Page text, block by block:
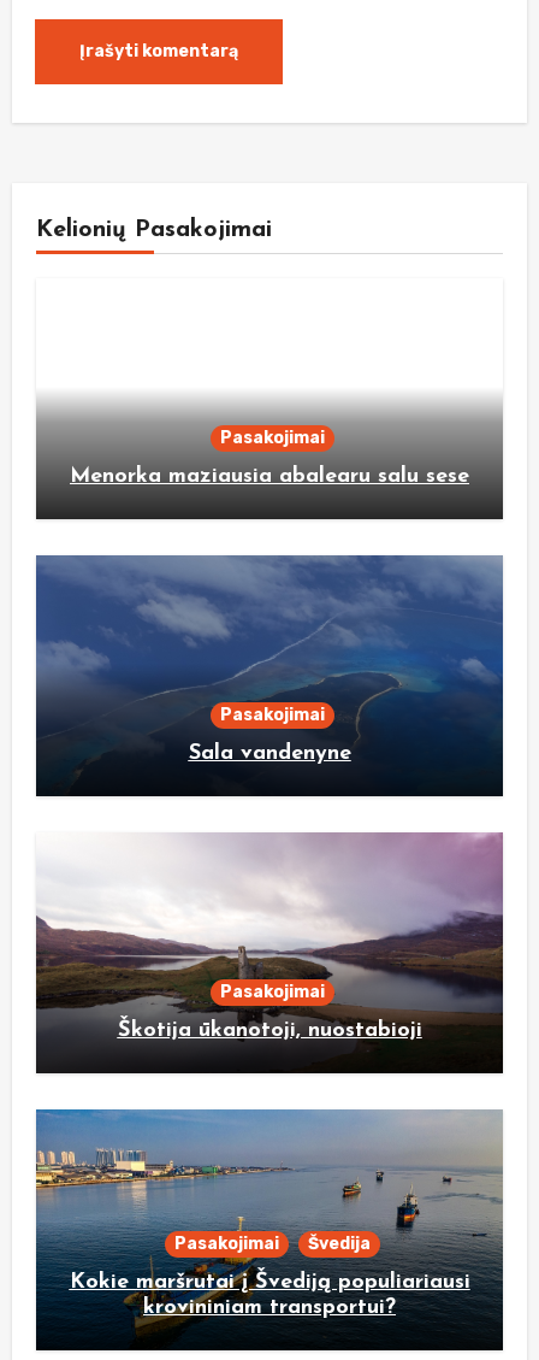
Kelionių Pasakojimai
Pasakojimai
Menorka maziausia abalearu salu sese
Pasakojimai
Sala vandenyne
Pasakojimai
Škotija ūkanotoji, nuostabioji
Pasakojimai Švedija
Kokie maršrutai į Švediją populiariausi
krovininiam transportui?